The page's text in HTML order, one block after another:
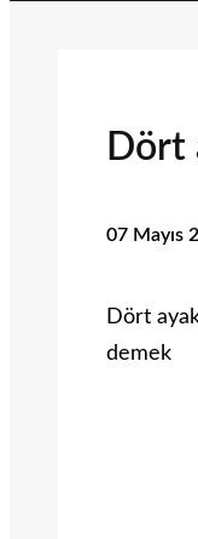
Dört
07 Mayıs
Dört
demek